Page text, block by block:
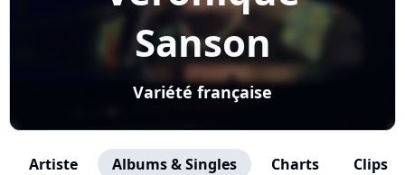
Sanson
Variété française
Artiste Albums & Singles Charts Clips